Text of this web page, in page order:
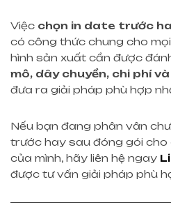
Việc chọn in date trước
có công thức chung cho
hình sản xuất cần được
mô, dây chuyền, chi phí
đưa ra giải pháp phù hợp
Nếu bạn đang phân vân
trước hay sau đóng gói
của mình, hãy liên hệ ngay
được tư vấn giải pháp phù